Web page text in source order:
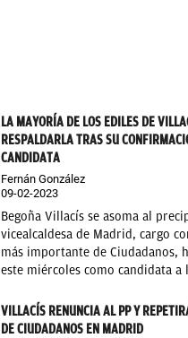
LA MAYORÍA DE LOS EDILES DE
RESPALDARLA TRAS SU
CANDIDATA
Fernán González
09-02-2023
Begoña Villacís se asoma al
vicealcaldesa de Madrid, cargo
más importante de Ciudadanos,
este miércoles como candidata a
VILLACÍS RENUNCIA AL PP Y
DE CIUDADANOS EN MADRID